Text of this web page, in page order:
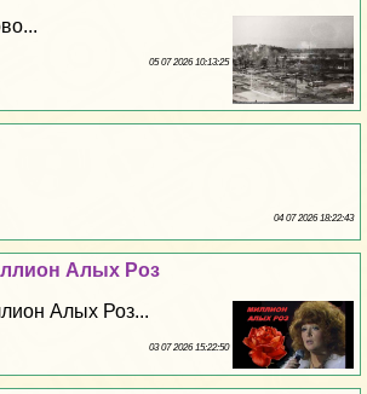
05 07 2026 10:13:25
04 07 2026 18:22:43
Алых Роз
Алых Роз...
03 07 2026 15:22:50